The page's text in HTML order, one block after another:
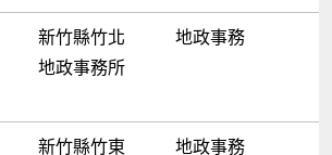
新竹縣竹北
地政事務所
地政事務
新竹縣竹東 地政事務